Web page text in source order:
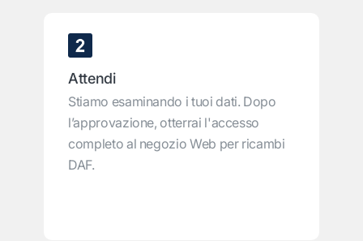
Attendi
Stiamo esaminando i tuoi dati. Dopo
l’approvazione, otterrai l'accesso
completo al negozio Web per ricambi
DAF.